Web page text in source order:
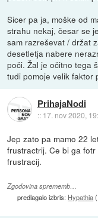
Sicer pa ja, moške od
strahu nekaj, česar se
sam razreševat / držat
desetletja nabere
poči. Žal je očitno tega
tudi pomoje velik faktor
PrihajaNodi
:: 17. nov 2020,
Jep zato pa mamo 22
frustractrij. Ce bi ga
frustracij.
Zgodovina sprememb…
predlagalo izbris: Hypathia(